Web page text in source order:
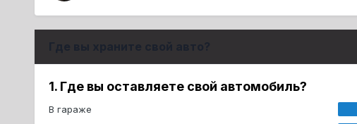
Где вы храните свой авто?
1. Где вы оставляете свой автомобиль?
В гараже